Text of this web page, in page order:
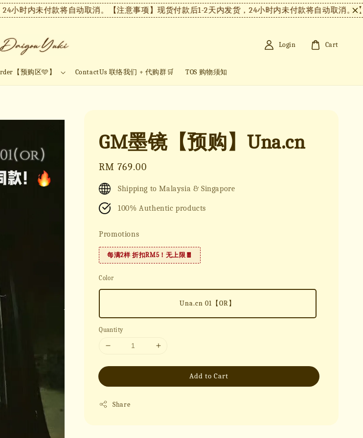
内未付款将自动取消。【注意事项】现货付款后1-2天内发货，24小时内未付款将自动取消。【注意
【预购区🩵】 ContactUs 联络我们 + 代购群🛒 TOS 购物须知
Login Cart
GM墨镜【预购】Una.cn
Regular
price
RM 769.00
Shipping to Malaysia & Singapore
100% Authentic products
Promotions
每满2样 折扣RM5！无上限🧧
Color
Una.cn 01【OR】
Quantity
Add to Cart
Share